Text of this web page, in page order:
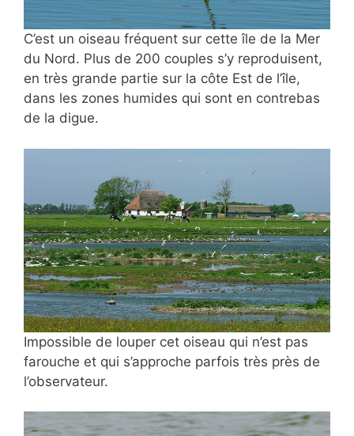
C’est un oiseau fréquent sur cette île de la Mer
du Nord. Plus de 200 couples s’y reproduisent,
en très grande partie sur la côte Est de l’île,
dans les zones humides qui sont en contrebas
de la digue.
Impossible de louper cet oiseau qui n’est pas
farouche et qui s’approche parfois très près de
l’observateur.